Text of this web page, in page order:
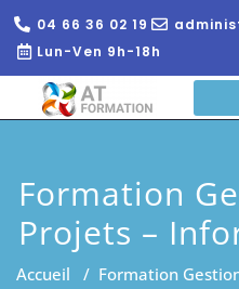
04 66 36 02 19
Lun-Ven 9h-18h
Formation
Projets –
Accueil / Formation